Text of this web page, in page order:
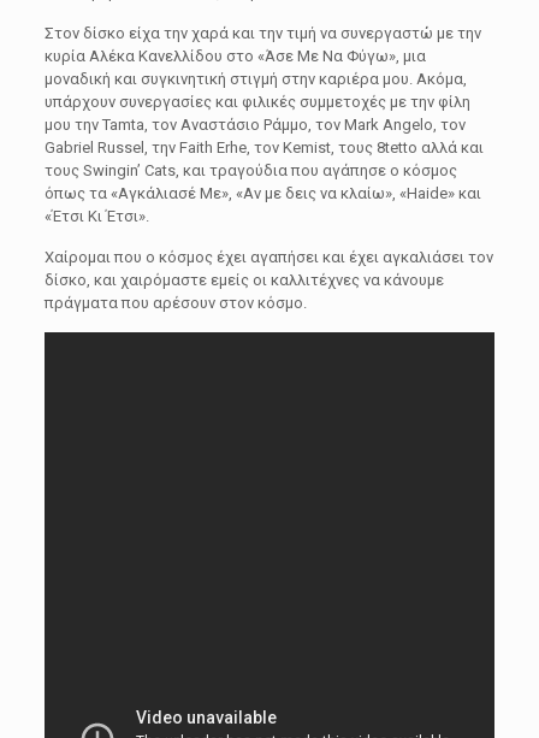
Στον δίσκο είχα την χαρά και την τιμή να συνεργαστώ με την
κυρία Αλέκα Κανελλίδου στο «Άσε Με Να Φύγω», μια
μοναδική και συγκινητική στιγμή στην καριέρα μου. Ακόμα,
υπάρχουν συνεργασίες και φιλικές συμμετοχές με την φίλη
μου την Tamta, τον Αναστάσιο Ράμμο, τον Mark Angelo, τον
Gabriel Russel, την Faith Erhe, τον Kemist, τους 8tetto αλλά και
τους Swingin’ Cats, και τραγούδια που αγάπησε ο κόσμος
όπως τα «Αγκάλιασέ Με», «Αν με δεις να κλαίω», «Haide» και
«Έτσι Κι Έτσι».
Χαίρομαι που ο κόσμος έχει αγαπήσει και έχει αγκαλιάσει τον
δίσκο, και χαιρόμαστε εμείς οι καλλιτέχνες να κάνουμε
πράγματα που αρέσουν στον κόσμο.